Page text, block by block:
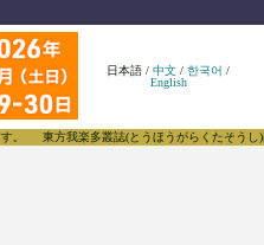
日本語 /中文 /한국어 /
English
東方我楽多叢誌(とうほうがらくたそうし)は、